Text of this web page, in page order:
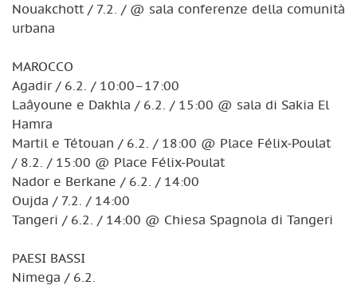
Nouakchott / 7.2. / @ sala conferenze della comunità
urbana
MAROCCO
Agadir / 6.2. / 10:00–17:00
Laâyoune e Dakhla / 6.2. / 15:00 @ sala di Sakia El
Hamra
Martil e Tétouan / 6.2. / 18:00 @ Place Félix-Poulat
/ 8.2. / 15:00 @ Place Félix-Poulat
Nador e Berkane / 6.2. / 14:00
Oujda / 7.2. / 14:00
Tangeri / 6.2. / 14:00 @ Chiesa Spagnola di Tangeri
PAESI BASSI
Nimega / 6.2.